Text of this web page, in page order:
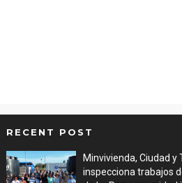
RECENT POST
Minvivienda, Ciudad
inspecciona trabajos